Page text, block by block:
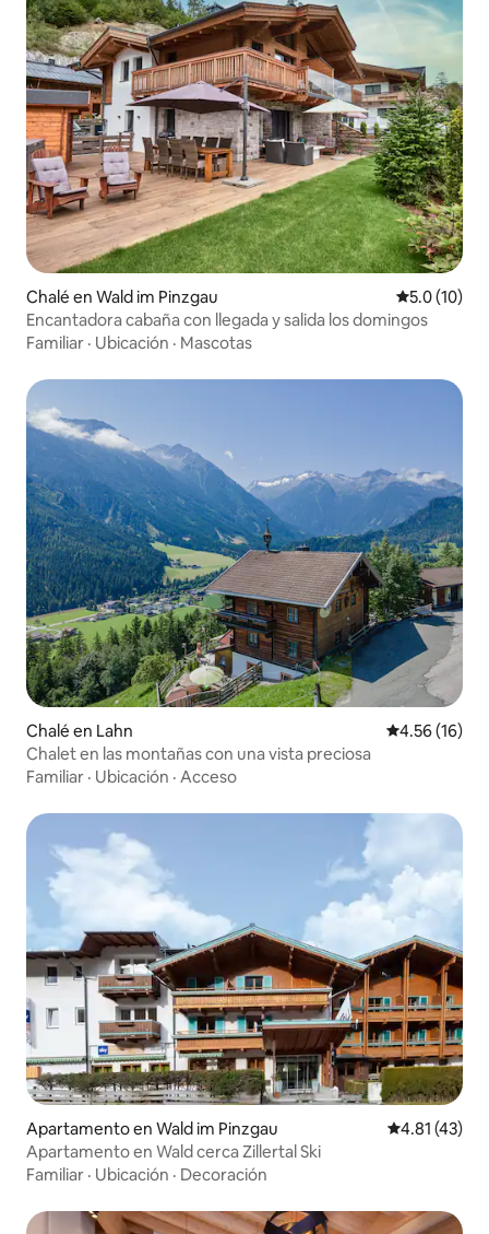
Chalé en Wald im Pinzgau Calificación
5.0 (10)
Encantadora cabaña con llegada y salida los domingos
Familiar · Ubicación · Mascotas
Chalé en Lahn Calificación
4.56 (16)
Chalet en las montañas con una vista preciosa
Familiar · Ubicación · Acceso
Apartamento en Wald im Pinzgau Calificación
4.81 (43)
Apartamento en Wald cerca Zillertal Ski
Familiar · Ubicación · Decoración